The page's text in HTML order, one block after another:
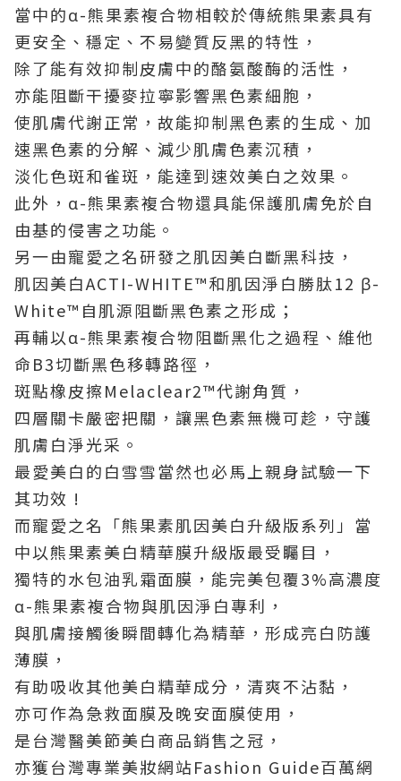
當中的α-熊果素複合物相較於傳統熊果素具有
更安全、穩定、不易變質反黑的特性，
除了能有效抑制皮膚中的酪氨酸酶的活性，
亦能阻斷干擾麥拉寧影響黑色素細胞，
使肌膚代謝正常，故能抑制黑色素的生成、加
速黑色素的分解、減少肌膚色素沉積，
淡化色斑和雀斑，能達到速效美白之效果。
此外，α-熊果素複合物還具能保護肌膚免於自
由基的侵害之功能。
另一由寵愛之名研發之肌因美白斷黑科技，
肌因美白ACTI-WHITE™和肌因淨白勝肽12 β-
White™自肌源阻斷黑色素之形成；
再輔以α-熊果素複合物阻斷黑化之過程、維他
命B3切斷黑色移轉路徑，
斑點橡皮擦Melaclear2™代謝角質，
四層關卡嚴密把關，讓黑色素無機可趁，守護
肌膚白淨光采。
最愛美白的白雪雪當然也必馬上親身試驗一下
其功效 !
而寵愛之名「熊果素肌因美白升級版系列」當
中以熊果素美白精華膜升級版最受矚目，
獨特的水包油乳霜面膜，能完美包覆3%高濃度
α-熊果素複合物與肌因淨白專利，
與肌膚接觸後瞬間轉化為精華，形成亮白防護
薄膜，
有助吸收其他美白精華成分，清爽不沾黏，
亦可作為急救面膜及晚安面膜使用，
是台灣醫美節美白商品銷售之冠，
亦獲台灣專業美妝網站Fashion Guide百萬網